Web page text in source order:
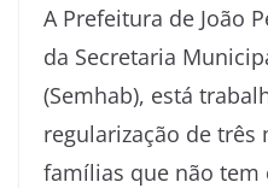
A Prefeitura de João
da Secretaria
(Semhab), está
regularização de três
famílias que não tem